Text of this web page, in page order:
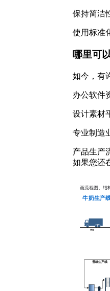
保持简洁
使用标准
哪里可
如今，有
办公软件
设计素材
专业制造
产品生产
如果您还